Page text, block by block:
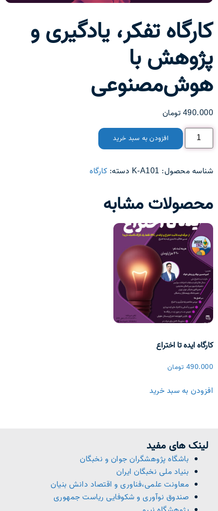
کارگاه تفکر، یادگیری و
پژوهش با
هوش‌مصنوعی
490.000تومان
افزودن به سبد خرید
شناسه محصول: K-A101 دسته: کارگاه
محصولات مشابه
کارگاه ایده تا اختراع
490.000 تومان
افزودن به سبد خرید
لینک های مفید
باشگاه پژوهشگران جوان و نخبگان
بنیاد ملی نخبگان ایران
معاونت علمی،فناوری و اقتصاد دانش بنیان
صندوق نوآوری و شکوفایی ریاست جمهوری